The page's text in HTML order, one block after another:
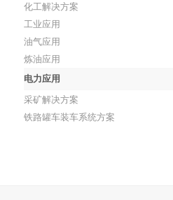
化工解决方案
工业应用
油气应用
炼油应用
电力应用
采矿解决方案
铁路罐车装车系统方案